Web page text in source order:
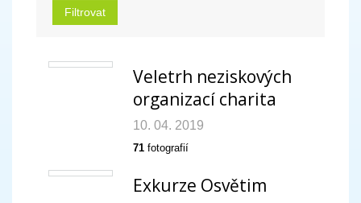
Veletrh neziskových
organizací charita
10. 04. 2019
71 fotografií
Exkurze Osvětim